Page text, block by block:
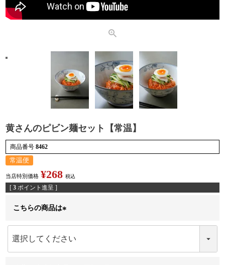
黄さんのピビン麺セット【常温】
商品番号 8462
常温便
当店特別価格 ¥268 税込
[ 3 ポイント進呈 ]
こちらの商品は
須
)